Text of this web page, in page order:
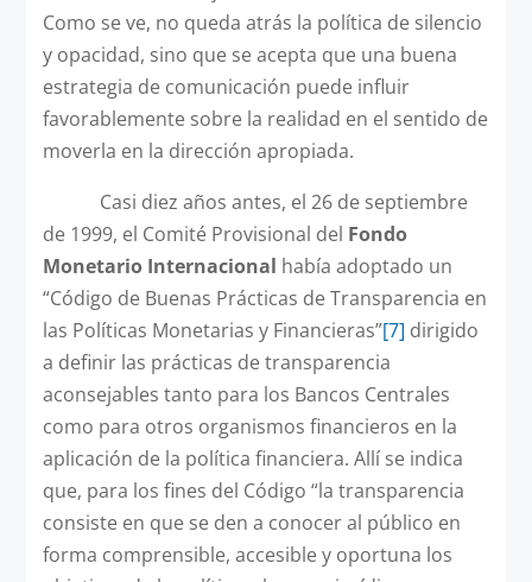
Como se ve, no queda atrás la política de silencio
y opacidad, sino que se acepta que una buena
estrategia de comunicación puede influir
favorablemente sobre la realidad en el sentido de
moverla en la dirección apropiada.
Casi diez años antes, el 26 de septiembre
de 1999, el Comité Provisional del Fondo
Monetario Internacional había adoptado un
“Código de Buenas Prácticas de Transparencia en
las Políticas Monetarias y Financieras”[7] dirigido
a definir las prácticas de transparencia
aconsejables tanto para los Bancos Centrales
como para otros organismos financieros en la
aplicación de la política financiera. Allí se indica
que, para los fines del Código “la transparencia
consiste en que se den a conocer al público en
forma comprensible, accesible y oportuna los